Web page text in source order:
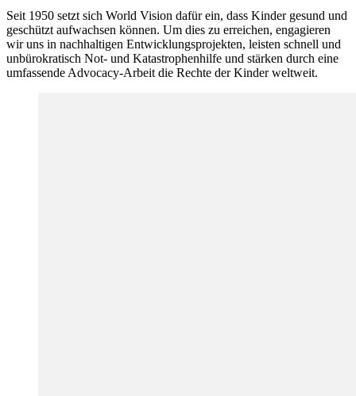
Seit 1950 setzt sich World Vision dafür ein, dass Kinder gesund und
geschützt aufwachsen können. Um dies zu erreichen, engagieren
wir uns in nachhaltigen Entwicklungsprojekten, leisten schnell und
unbürokratisch Not- und Katastrophenhilfe und stärken durch eine
umfassende Advocacy-Arbeit die Rechte der Kinder weltweit.